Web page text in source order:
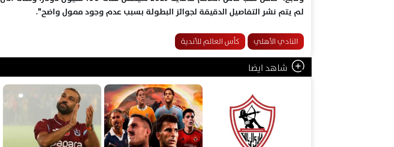
لم يتم نشر التفاصيل الدقيقة لجوائز البطولة بسبب عدم وجود ممول واضح".
النادي الأهلي كأس العالم للأندية
شاهد ايضا